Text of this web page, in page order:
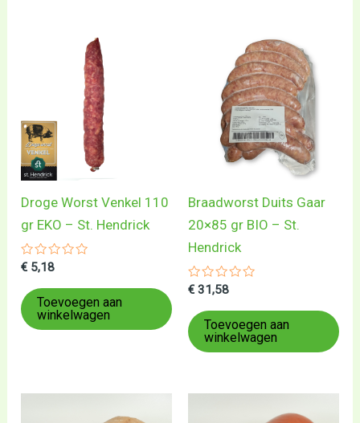
Droge Worst Venkel 110
gr EKO – St. Hendrick
Gewaardeerd
uit
5
€ 5,18
Toevoegen aan
winkelwagen
Braadworst Duits Gaar
20×85 gr BIO – St.
Hendrick
Gewaardeerd
uit
5
€ 31,58
Toevoegen aan
winkelwagen